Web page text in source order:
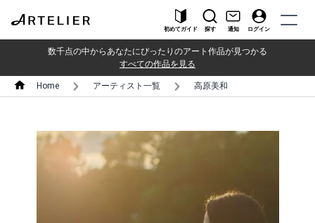
初めてガイド 探す 通知 ログイン
数千点の中からあなたにぴったりのアート作品が見つかる
すべての作品を見る
Home アーティスト一覧 高原美和